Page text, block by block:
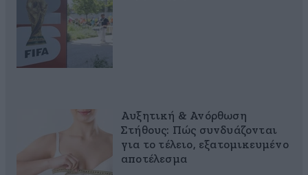
Αυξητική & Ανόρθωση
Στήθους: Πώς συνδυάζονται
για το τέλειο, εξατομικευμένο
αποτέλεσμα